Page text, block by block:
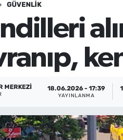
GÜVENLIK
MERKEZI 18.06.2026 - 17:39
YAYINLANMA
ve Fikstür